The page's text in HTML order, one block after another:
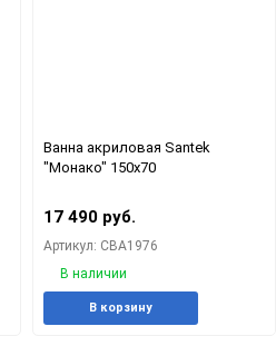
Ванна акриловая Santek
"Монако" 150х70
17 490 руб.
Артикул: СВА1976
В наличии
В корзину